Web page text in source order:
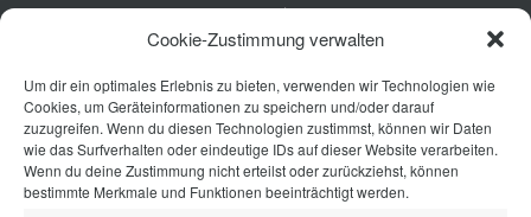
Cookie-Zustimmung verwalten
Um dir ein optimales Erlebnis zu bieten, verwenden wir Technologien wie
Cookies, um Geräteinformationen zu speichern und/oder darauf
zuzugreifen. Wenn du diesen Technologien zustimmst, können wir Daten
wie das Surfverhalten oder eindeutige IDs auf dieser Website verarbeiten.
Wenn du deine Zustimmung nicht erteilst oder zurückziehst, können
bestimmte Merkmale und Funktionen beeinträchtigt werden.
Küche
Wohnen
Bad
Ausstattung
Planung
Kontakt